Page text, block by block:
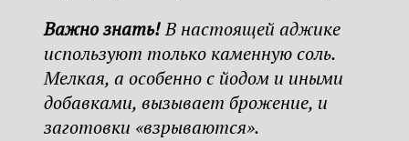
Важно знать!В настоящей аджике
используют только каменную соль.
Мелкая, а особенно с йодом и иными
добавками, вызывает брожение, и
заготовки «взрываются».